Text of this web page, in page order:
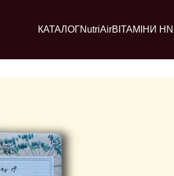
КАТАЛОГNutriAirВІТАМІНИ HN